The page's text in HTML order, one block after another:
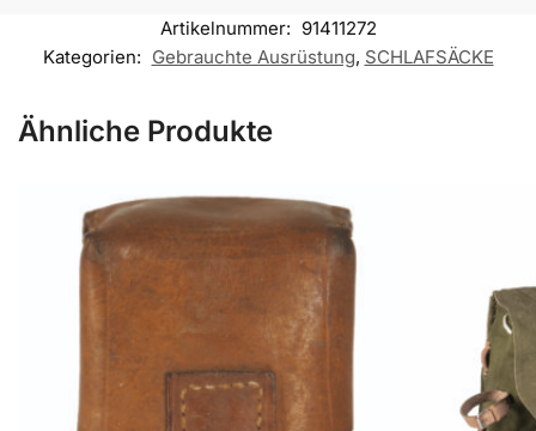
Artikelnummer: 91411272
Kategorien: Gebrauchte Ausrüstung, SCHLAFSÄCKE
Ähnliche Produkte